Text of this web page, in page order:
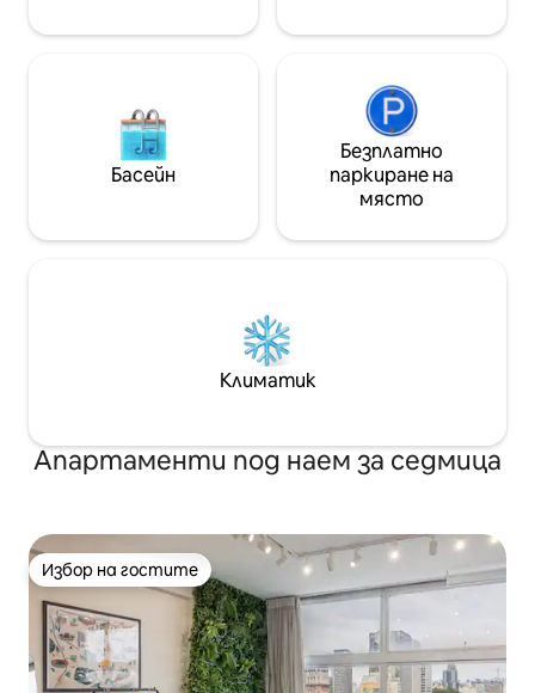
Басейн
Безплатно
паркиране на
място
Климатик
Апартаменти под наем за седмица
Избор на гостите
Избор на гостите